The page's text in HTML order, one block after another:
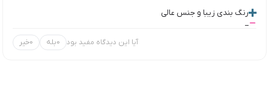
رنگ بندی زیبا و جنس عالی
_
آیا این دیدگاه مفید بود 0بله 0خیر